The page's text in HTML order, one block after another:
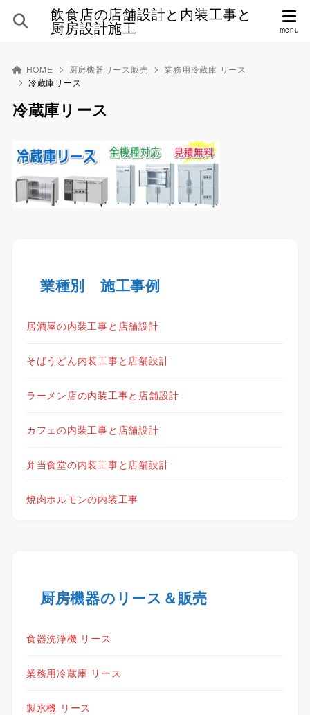
飲食店の店舗設計と内装工事と
厨房設計施工
HOME 厨房機器リース販売
業務用冷蔵庫 リース
冷蔵庫リース
冷蔵庫リース
業種別 施工事例
居酒屋の内装工事と店舗設計
そばうどん内装工事と店舗設計
ラーメン店の内装工事と店舗設計
カフェの内装工事と店舗設計
弁当食堂の内装工事と店舗設計
焼肉ホルモンの内装工事
厨房機器のリース＆販売
食器洗浄機 リース
業務用冷蔵庫 リース
製氷機 リース